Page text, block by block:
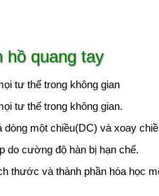
hồ quang tay
tư thế trong không gian
tư thế trong không gian.
dòng một chiều(DC) và xoay
do cường độ hàn bị hạn chế.
thước và thành phần hóa học